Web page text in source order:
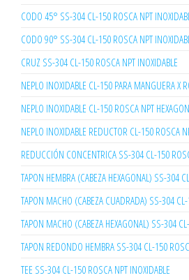
CODO 45° SS-304 CL-150 ROSCA NPT
CODO 90° SS-304 CL-150 ROSCA NPT
CRUZ SS-304 CL-150 ROSCA NPT INOXIDABLE
NEPLO INOXIDABLE CL-150 PARA MANGUERA X
NEPLO INOXIDABLE CL-150 ROSCA NPT
NEPLO INOXIDABLE REDUCTOR CL-150 ROSCA
REDUCCIÓN CONCENTRICA SS-304 CL-150
TAPON HEMBRA (CABEZA HEXAGONAL) SS-304
TAPON MACHO (CABEZA CUADRADA) SS-304
TAPON MACHO (CABEZA HEXAGONAL) SS-304
TAPON REDONDO HEMBRA SS-304 CL-150
TEE SS-304 CL-150 ROSCA NPT INOXIDABLE